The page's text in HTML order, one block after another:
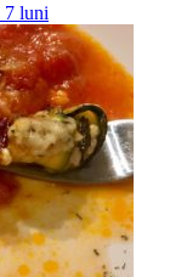
7 luni